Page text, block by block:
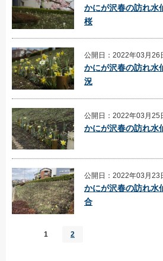
かにが沢春の訪れ
桜
公開日：2022年03月26
かにが沢春の訪れ
況
公開日：2022年03月25
かにが沢春の訪れ
公開日：2022年03月23
かにが沢春の訪れ
合
1 2